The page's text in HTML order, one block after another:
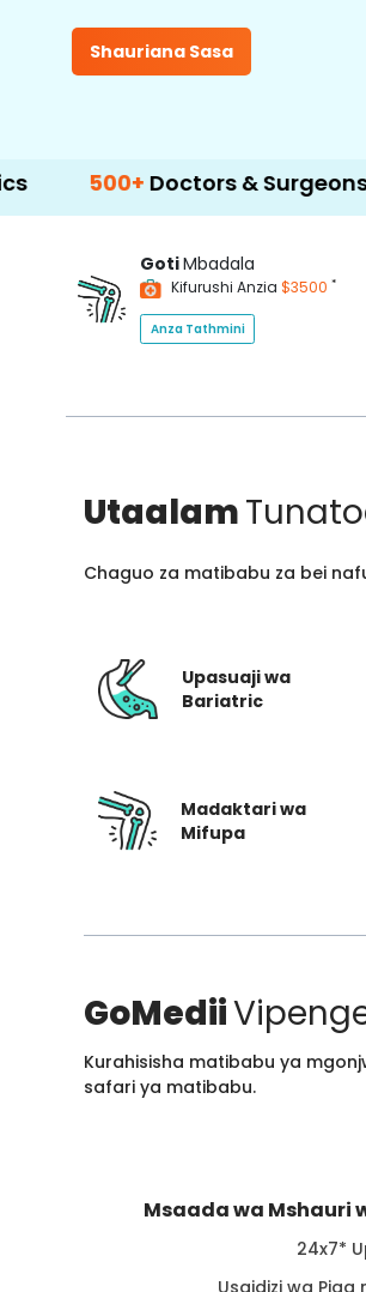
Shauriana Sasa
Doctors & Surgeons 14+
GotiMbadala
Kifurushi Anzia $3500 *
Anza Tathmini
Utaalam
Chaguo za matibabu za bei
Upasuaji wa
Bariatric
Madaktari wa
Mifupa
GoMedii
Kurahisisha matibabu ya
safari ya matibabu.
Msaada wa Mshauri
24x7*
Usaidizi wa Piga